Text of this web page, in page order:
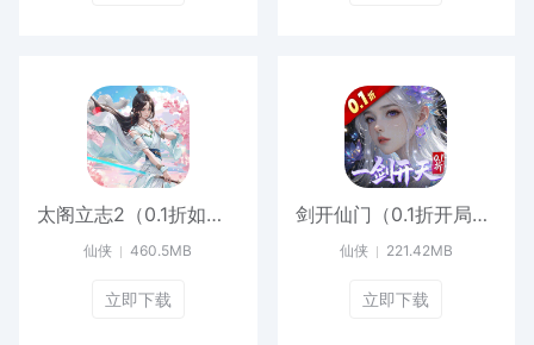
太阁立志2（0.1折如梦似幻）安卓版
仙侠 460.5MB
立即下载
剑开仙门（0.1折开局送逍遥）官服
仙侠 221.42MB
立即下载